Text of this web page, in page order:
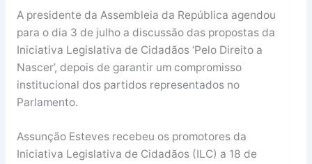
A presidente da Assembleia da República agendou
para o dia 3 de julho a discussão das propostas da
Iniciativa Legislativa de Cidadãos ‘Pelo Direito a
Nascer’, depois de garantir um compromisso
institucional dos partidos representados no
Parlamento.
Assunção Esteves recebeu os promotores da
Iniciativa Legislativa de Cidadãos (ILC) a 18 de